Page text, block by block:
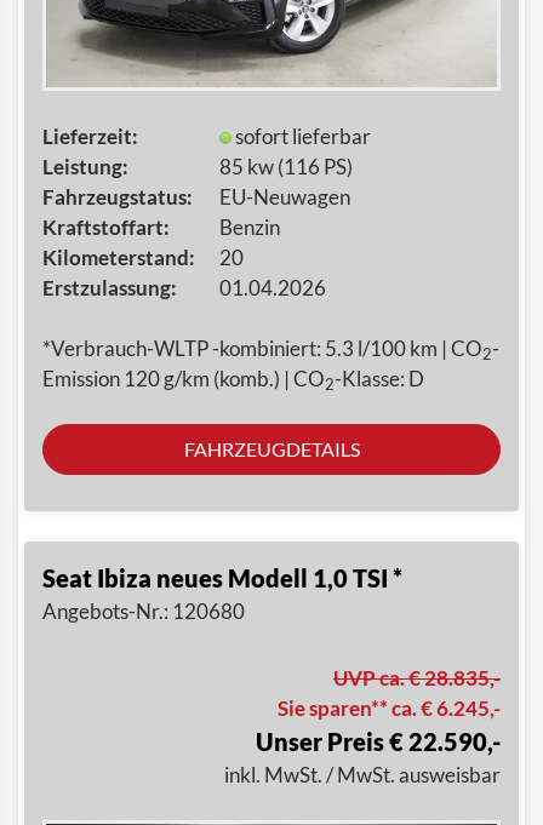
Lieferzeit:
Leistung:
Fahrzeugstatus:
Kraftstoffart:
Kilometerstand:
Erstzulassung:
sofort lieferbar
85 kw (116 PS)
EU-Neuwagen
Benzin
20
01.04.2026
*Verbrauch-WLTP -kombiniert: 5.3 l/100 km | CO2-
Emission 120 g/km (komb.) | CO2-Klasse: D
FAHRZEUGDETAILS
Seat Ibiza neues Modell 1,0 TSI *
Angebots-Nr.: 120680
UVP ca. € 28.835,-
Sie sparen** ca. € 6.245,-
Unser Preis € 22.590,-
inkl. MwSt. / MwSt. ausweisbar